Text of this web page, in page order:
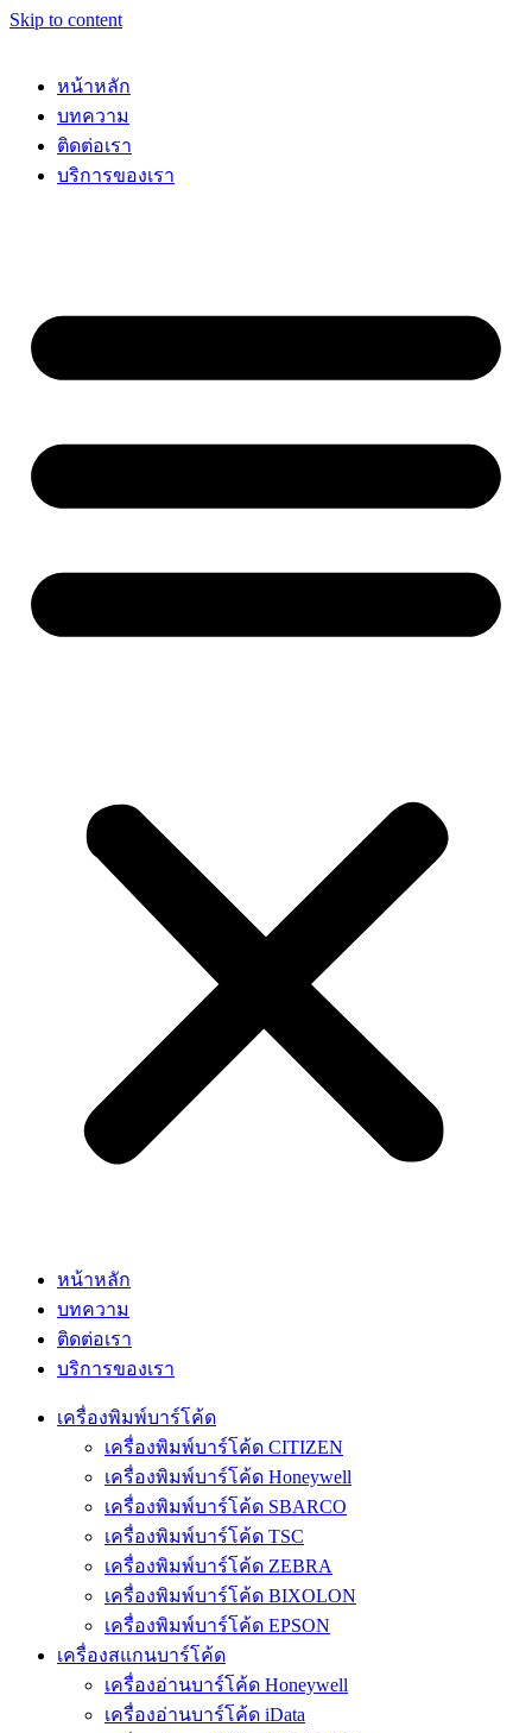
Skip to content
หน้าหลัก
บทความ
ติดต่อเรา
บริการของเรา
หน้าหลัก
บทความ
ติดต่อเรา
บริการของเรา
เครื่องพิมพ์บาร์โค้ด
เครื่องพิมพ์บาร์โค้ด CITIZEN
เครื่องพิมพ์บาร์โค้ด Honeywell
เครื่องพิมพ์บาร์โค้ด SBARCO
เครื่องพิมพ์บาร์โค้ด TSC
เครื่องพิมพ์บาร์โค้ด ZEBRA
เครื่องพิมพ์บาร์โค้ด BIXOLON
เครื่องพิมพ์บาร์โค้ด EPSON
เครื่องสแกนบาร์โค้ด
เครื่องอ่านบาร์โค้ด Honeywell
เครื่องอ่านบาร์โค้ด iData